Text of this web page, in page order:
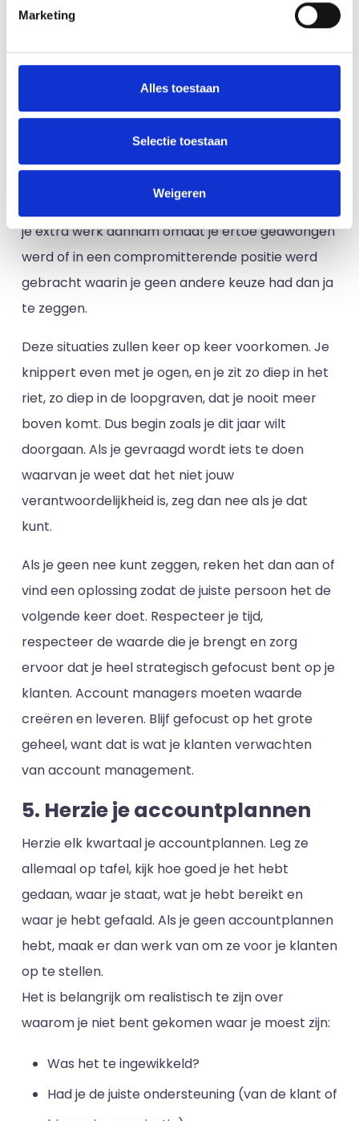
Marketing
Alles toestaan
Selectie toestaan
Weigeren
achter hun accountmanagers. Je hebt de
beheren, maar dat betekent niet dat je eigenaar
bent van elk onderdeel van de organisatie.
waarom niet, stop daar dan mee. Dit geldt ook als
je extra werk aannam omdat je ertoe gedwongen
werd of in een compromitterende positie werd
gebracht waarin je geen andere keuze had dan ja
te zeggen.
Deze situaties zullen keer op keer voorkomen. Je
knippert even met je ogen, en je zit zo diep in het
riet, zo diep in de loopgraven, dat je nooit meer
boven komt. Dus begin zoals je dit jaar wilt
doorgaan. Als je gevraagd wordt iets te doen
waarvan je weet dat het niet jouw
verantwoordelijkheid is, zeg dan nee als je dat
kunt.
Als je geen nee kunt zeggen, reken het dan aan of
vind een oplossing zodat de juiste persoon het de
volgende keer doet. Respecteer je tijd,
respecteer de waarde die je brengt en zorg
ervoor dat je heel strategisch gefocust bent op je
klanten. Account managers moeten waarde
creëren en leveren. Blijf gefocust op het grote
geheel, want dat is wat je klanten verwachten
van account management.
5. Herzie je accountplannen
Herzie elk kwartaal je accountplannen. Leg ze
allemaal op tafel, kijk hoe goed je het hebt
gedaan, waar je staat, wat je hebt bereikt en
waar je hebt gefaald. Als je geen accountplannen
hebt, maak er dan werk van om ze voor je klanten
op te stellen.
Het is belangrijk om realistisch te zijn over
waarom je niet bent gekomen waar je moest zijn:
Was het te ingewikkeld?
Had je de juiste ondersteuning (van de klant of